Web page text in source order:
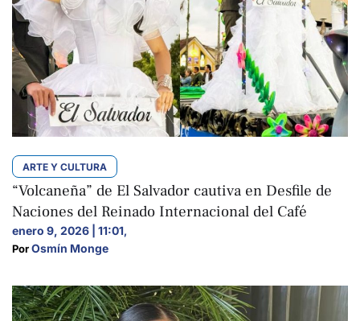
ARTE Y CULTURA
“Volcaneña” de El Salvador cautiva en Desfile de
Naciones del Reinado Internacional del Café
enero 9, 2026 | 11:01,
Por Osmín Monge